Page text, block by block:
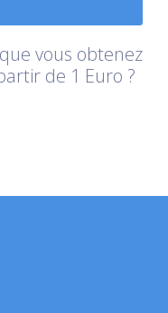
vous obtenez
de 1 Euro ?